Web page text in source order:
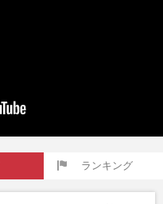
ランキング